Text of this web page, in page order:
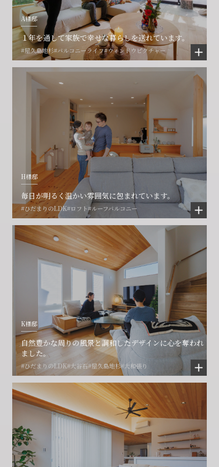
A様邸
１年を通して家族で幸せな暮らしを送れています。
#屋久島地杉#バルコニーライフ#ウィンドウピクチャー
H様邸
毎日が明るく温かい雰囲気に包まれています。
#ひだまりのLDK#ロフト#ルーフバルコニー
K様邸
自然豊かな周りの風景と調和したデザインに心を奪われ
ました。
#ひだまりのLDK#大谷石#屋久島地杉#大和張り
会社に関することや物件についての
ご相談はこちら
フォームからのお問い合わせ
CONTACT
お電話でのお問い合わせ
0466-24-2478
営業時間9:30~18:30 水曜定休
閉じる
賃貸物件入居者様の
お困りごとのご相談はこちら
解約のお申し込み
CONTACT
プロコール24ご利用の方
0120-073-386
閉じる
土地の活用・賃貸経営に関する
ご相談はこちら
フォームからのお問い合わせ
CONTACT
賃貸管理事業部へのお問い合わせ
0466-24-2478
営業時間9:30~18:30 水曜定休
閉じる